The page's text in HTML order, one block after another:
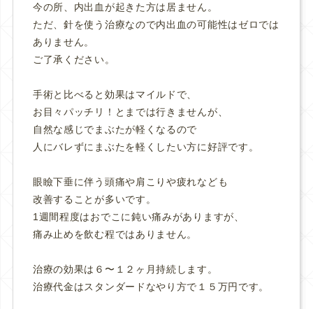
今の所、内出血が起きた方は居ません。
ただ、針を使う治療なので内出血の可能性はゼロでは
ありません。
ご了承ください。
手術と比べると効果はマイルドで、
お目々パッチリ！とまでは行きませんが、
自然な感じでまぶたが軽くなるので
人にバレずにまぶたを軽くしたい方に好評です。
眼瞼下垂に伴う頭痛や肩こりや疲れなども
改善することが多いです。
1週間程度はおでこに鈍い痛みがありますが、
痛み止めを飲む程ではありません。
治療の効果は６〜１２ヶ月持続します。
治療代金はスタンダードなやり方で１５万円です。